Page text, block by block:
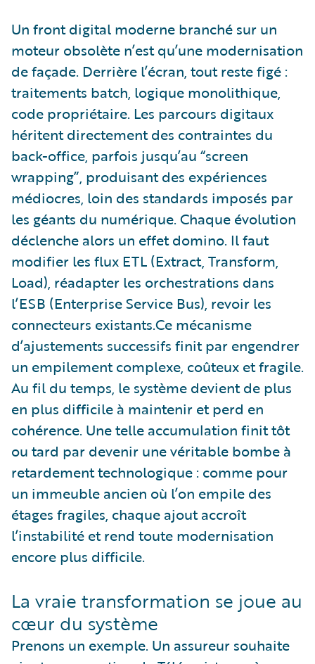
Un front digital moderne branché sur un
moteur obsolète n’est qu’une modernisation
de façade. Derrière l’écran, tout reste figé :
traitements batch, logique monolithique,
code propriétaire. Les parcours digitaux
héritent directement des contraintes du
back-office, parfois jusqu’au “screen
wrapping”, produisant des expériences
médiocres, loin des standards imposés par
les géants du numérique. Chaque évolution
déclenche alors un effet domino. Il faut
modifier les flux ETL (Extract, Transform,
Load), réadapter les orchestrations dans
l’ESB (Enterprise Service Bus), revoir les
connecteurs existants.Ce mécanisme
d’ajustements successifs finit par engendrer
un empilement complexe, coûteux et fragile.
Au fil du temps, le système devient de plus
en plus difficile à maintenir et perd en
cohérence. Une telle accumulation finit tôt
ou tard par devenir une véritable bombe à
retardement technologique : comme pour
un immeuble ancien où l’on empile des
étages fragiles, chaque ajout accroît
l’instabilité et rend toute modernisation
encore plus difficile.
La vraie transformation se joue au
cœur du système
Prenons un exemple. Un assureur souhaite